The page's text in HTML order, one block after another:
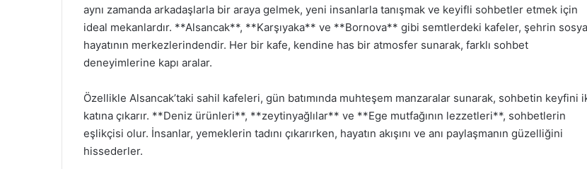
aynı zamanda arkadaşlarla bir araya gelmek, yeni insanlarla tanışmak ve keyifli sohbetler etmek için
ideal mekanlardır. **Alsancak**, **Karşıyaka** ve **Bornova** gibi semtlerdeki kafeler, şehrin
hayatının merkezlerindendir. Her bir kafe, kendine has bir atmosfer sunarak, farklı sohbet
deneyimlerine kapı aralar.
Özellikle Alsancak’taki sahil kafeleri, gün batımında muhteşem manzaralar sunarak, sohbetin keyfini
katına çıkarır. **Deniz ürünleri**, **zeytinyağlılar** ve **Ege mutfağının lezzetleri**, sohbetlerin
eşlikçisi olur. İnsanlar, yemeklerin tadını çıkarırken, hayatın akışını ve anı paylaşmanın güzelliğini
hissederler.